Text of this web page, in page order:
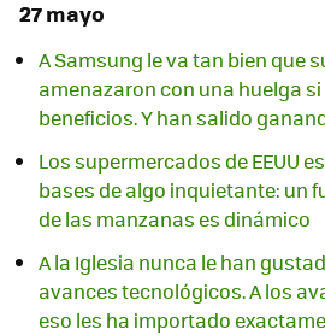
27 mayo
A Samsung le va tan bien que
amenazaron con una huelga
beneficios. Y han salido
Los supermercados de EEUU
bases de algo inquietante: un
de las manzanas es dinámico
A la Iglesia nunca le han
avances tecnológicos. A los
eso les ha importado